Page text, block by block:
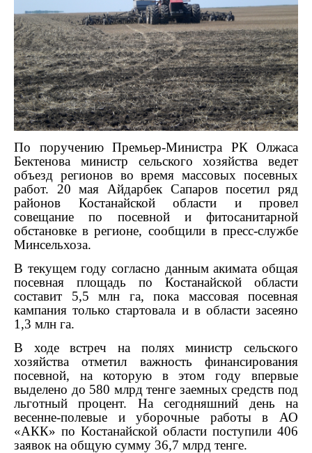
По поручению Премьер-Министра РК Олжаса
Бектенова министр сельского хозяйства ведет
объезд регионов во время массовых посевных
работ. 20 мая Айдарбек Сапаров посетил ряд
районов Костанайской области и провел
совещание по посевной и фитосанитарной
обстановке в регионе, сообщили в пресс-службе
Минсельхоза.
В текущем году согласно данным акимата общая
посевная площадь по Костанайской области
составит 5,5 млн га, пока массовая посевная
кампания только стартовала и в области засеяно
1,3 млн га.
В ходе встреч на полях министр сельского
хозяйства отметил важность финансирования
посевной, на которую в этом году впервые
выделено до 580 млрд тенге заемных средств под
льготный процент. На сегодняшний день на
весенне-полевые и уборочные работы в АО
«АКК» по Костанайской области поступили 406
заявок на общую сумму 36,7 млрд тенге.